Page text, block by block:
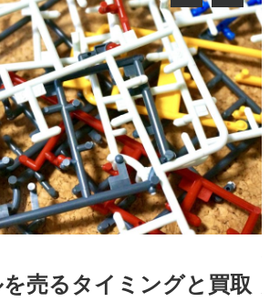
売るタイミングと買取